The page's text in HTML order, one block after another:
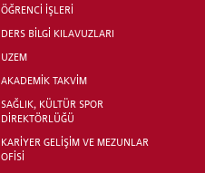
ÖĞRENCİ İŞLERİ
DERS BİLGİ KILAVUZLARI
UZEM
AKADEMİK TAKVİM
SAĞLIK, KÜLTÜR SPOR
DİREKTÖRLÜĞÜ
KARİYER GELİŞİM VE MEZUNLAR
OFİSİ